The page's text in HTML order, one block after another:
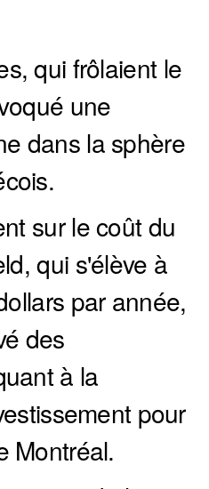
qui frôlaient le
une
dans la sphère
sur le coût du
qui s'élève à
par année,
des
à la
pour
Montréal.